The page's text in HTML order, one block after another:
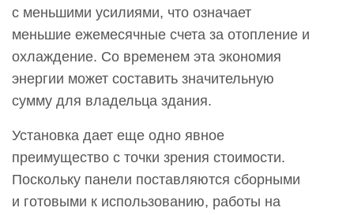
с меньшими усилиями, что означает
меньшие ежемесячные счета за отопление и
охлаждение. Со временем эта экономия
энергии может составить значительную
сумму для владельца здания.
Установка дает еще одно явное
преимущество с точки зрения стоимости.
Поскольку панели поставляются сборными
и готовыми к использованию, работы на